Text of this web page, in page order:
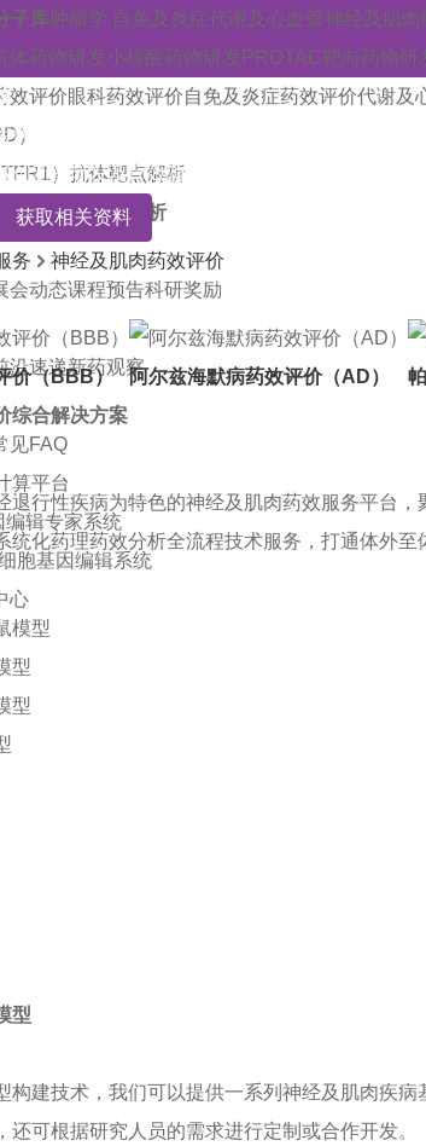
子库肿瘤学 自免及炎症代谢及心血管神经及肌肉
体药物研发小核酸药物研发 PROTAC靶向药物研
效评价眼科药效评价自免及炎症药效评价代谢及
）
）抗体靶点解析
会动态课程预告科研奖励
沿速递新药观察
见FAQ
算平台
辑专家系统
胞基因编辑系统
心
病研究评价平台，可构建各类神经退行性疾病
创新药研发及疗效验证。
获取相关资料
务
神经及肌肉药效评价
价（BBB） 阿尔兹海默病药效评价（AD）
综合解决方案
退行性疾病为特色的神经及肌肉药效服务平台
统化药理药效分析全流程技术服务，打通体外
型
型
构建技术，我们可以提供一系列神经及肌肉疾
还可根据研究人员的需求进行定制或合作开发。